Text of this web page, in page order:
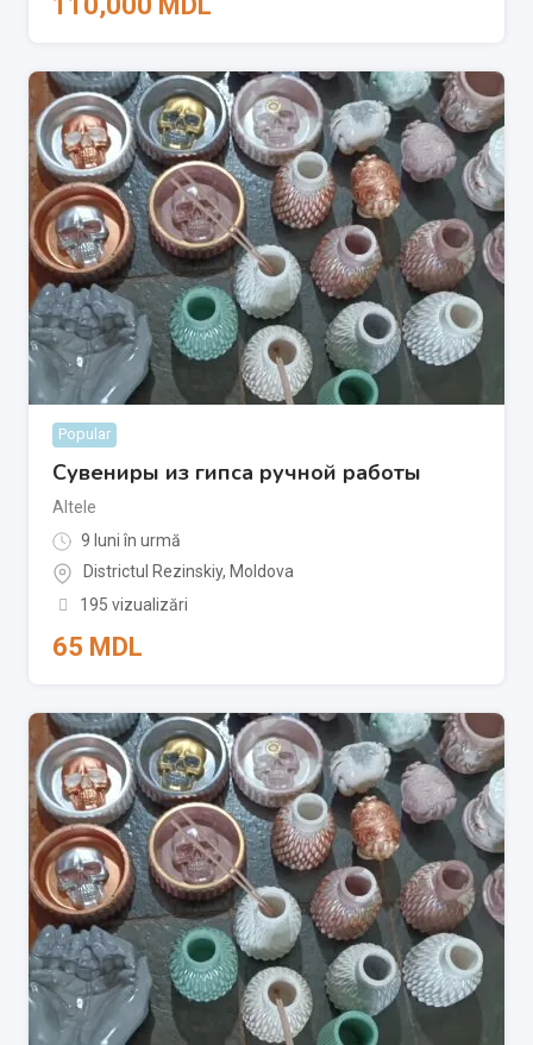
Popular
Сувениры из гипса ручной работы
Altele
9 luni în urmă
Districtul Rezinskiy, Moldova
195 vizualizări
65 MDL